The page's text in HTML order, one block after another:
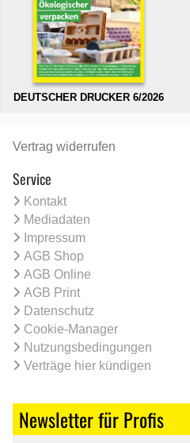
DEUTSCHER DRUCKER 6/2026
Vertrag widerrufen
Service
Kontakt
Mediadaten
Impressum
AGB Shop
AGB Online
AGB Print
Datenschutz
Cookie-Manager
Nutzungsbedingungen
Verträge hier kündigen
Newsletter für Profis